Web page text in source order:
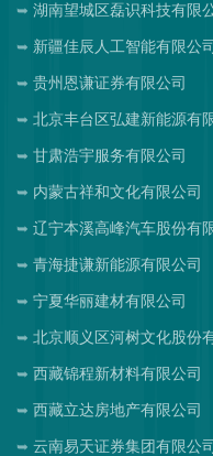
湖南望城区磊识科技有限
新疆佳辰人工智能有限公司
贵州恩谦证券有限公司
北京丰台区弘建新能源有
甘肃浩宇服务有限公司
内蒙古祥和文化有限公司
辽宁本溪高峰汽车股份有
青海捷谦新能源有限公司
宁夏华丽建材有限公司
北京顺义区河树文化股份
西藏锦程新材料有限公司
西藏立达房地产有限公司
云南易天证券集团有限公司